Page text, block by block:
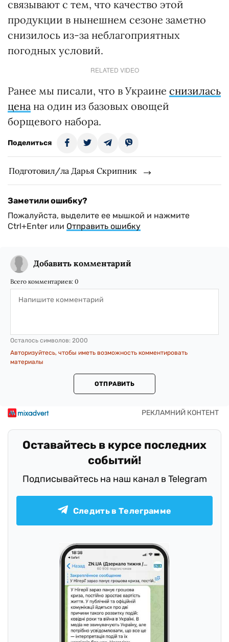
связывают с тем, что качество этой
продукции в нынешнем сезоне заметно
снизилось из-за неблагоприятных
погодных условий.
RELATED VIDEO
Ранее мы писали, что в Украине снизилась
цена на один из базовых овощей
борщевого набора.
Поделиться
Подготовил/ла Дарья Скрипник
Заметили ошибку?
Пожалуйста, выделите ее мышкой и нажмите
Ctrl+Enter или Отправить ошибку
Добавить комментарий
Всего комментариев: 0
Осталось символов: 2000
Авторизуйтесь, чтобы иметь возможность комментировать
материалы
ОТПРАВИТЬ
Оставайтесь в курсе последних
событий!
Подписывайтесь на наш канал в Telegram
Следить в Телеграмме